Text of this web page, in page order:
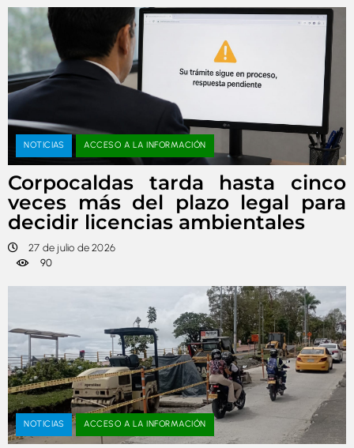
NOTICIAS ACCESO A LA INFORMACIÓN
Corpocaldas tarda hasta cinco
veces más del plazo legal para
decidir licencias ambientales
27 de julio de 2026
90
NOTICIAS ACCESO A LA INFORMACIÓN